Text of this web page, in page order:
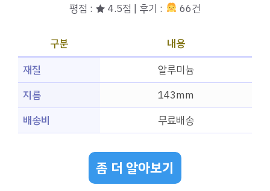
평점 : ★ 4.5점 | 후기 : 66건
구분
내용
재질
알루미늄
지름
143mm
배송비
무료배송
좀 더 알아보기